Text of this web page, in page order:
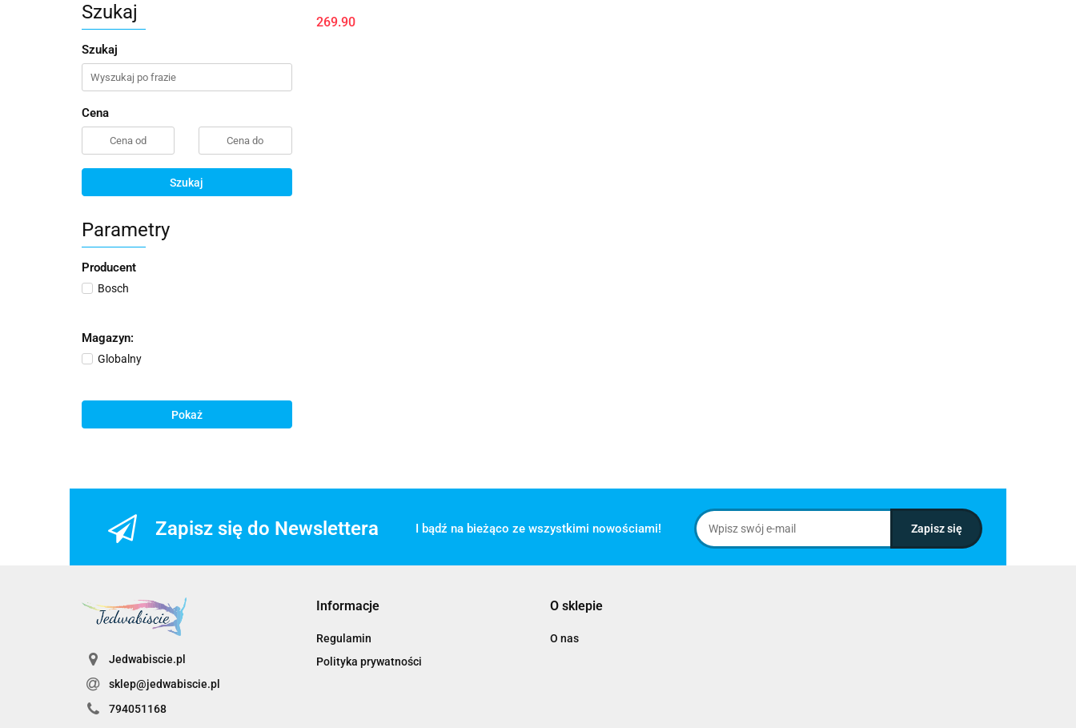
Szukaj
Szukaj
Cena
Szukaj
Parametry
Producent
Bosch
Magazyn:
Globalny
Pokaż
269.90
Zapisz się do Newslettera I bądź na bieżąco ze wszystkimi nowościami!
Jedwabiscie.pl
sklep@jedwabiscie.pl
794051168
Informacje
Regulamin
Polityka prywatności
O sklepie
O nas